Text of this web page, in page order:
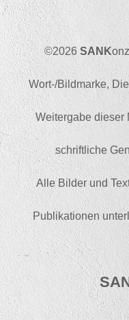
©2026 SANK
Wort-/Bildmarke,
Weitergabe dieser
schriftliche
Alle Bilder und
Publikationen